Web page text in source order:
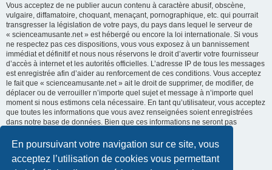
En poursuivant votre navigation sur ce site, vous
acceptez l’utilisation de cookies vous permettant
Vous acceptez de ne publier aucun contenu à caractère abusif, obscène,
vulgaire, diffamatoire, choquant, menaçant, pornographique, etc. qui pourrait
transgresser la législation de votre pays, du pays dans lequel le serveur de
« scienceamusante.net » est hébergé ou encore la loi internationale. Si vous
ne respectez pas ces dispositions, vous vous exposez à un bannissement
immédiat et définitif et nous nous réservons le droit d’avertir votre fournisseur
d’accès à internet et les autorités officielles. L’adresse IP de tous les messages
est enregistrée afin d’aider au renforcement de ces conditions. Vous acceptez
le fait que « scienceamusante.net » ait le droit de supprimer, de modifier, de
déplacer ou de verrouiller n’importe quel sujet et message à n’importe quel
moment si nous estimons cela nécessaire. En tant qu’utilisateur, vous acceptez
que toutes les informations que vous avez renseignées soient enregistrées
dans notre base de données. Bien que ces informations ne seront pas
« scienceamusante.net », ni phpBB, ne pourront être tenus comme
responsables en cas de tentative de piratage informatique visant à
compromettre vos données.